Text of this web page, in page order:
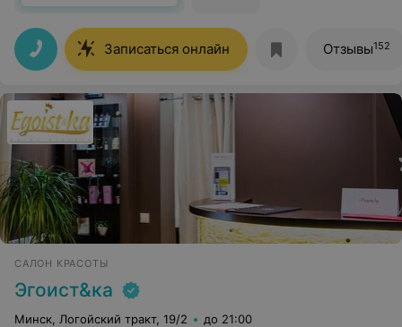
Записаться онлайн Отзывы152
САЛОН КРАСОТЫ
Эгоист&ка
Минск, Логойский тракт, 19/2 до 21:00